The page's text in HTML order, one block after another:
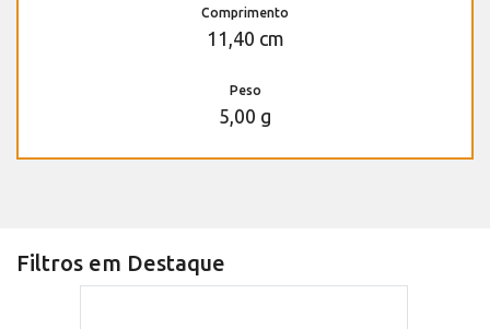
Comprimento
11,40 cm
Peso
5,00 g
Filtros em Destaque